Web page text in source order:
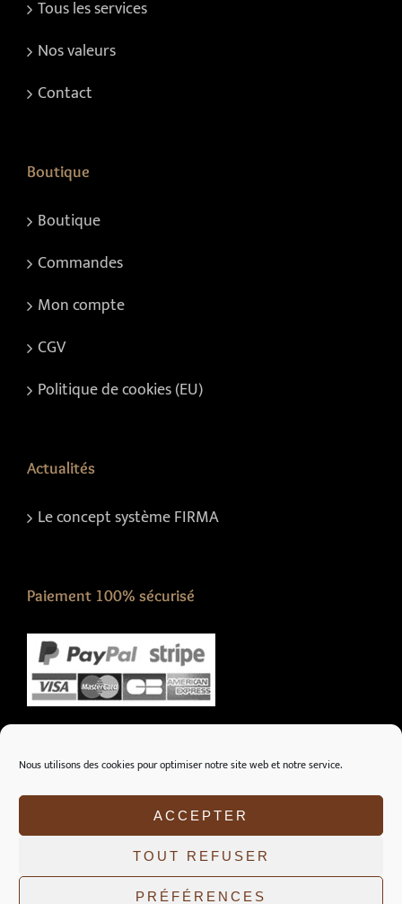
Nous utilisons des cookies pour optimiser notre site web et notre service.
ACCEPTER
TOUT REFUSER
PRÉFÉRENCES
Tous les services
Nos valeurs
Contact
Boutique
Boutique
Commandes
Mon compte
CGV
Politique de cookies (EU)
Actualités
Le concept système FIRMA
Paiement 100% sécurisé
Nous suivre sur :